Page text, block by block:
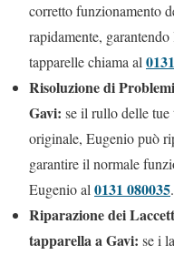
corretto funzionamento
rapidamente,
tapparelle chiama al
Risoluzione di
Gavi: se il rullo delle tue
originale, Eugenio può
garantire il normale
Eugenio al0131 080035.
Riparazione dei
tapparella a Gavi: se i